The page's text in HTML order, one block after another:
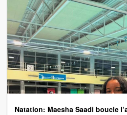
Natation: Maesha Saadi boucle